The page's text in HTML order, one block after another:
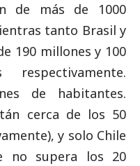
de más de 1000
tanto Brasil y
190 millones y 100
de habitantes.
cerca de los 50
y solo Chile
no supera los 20